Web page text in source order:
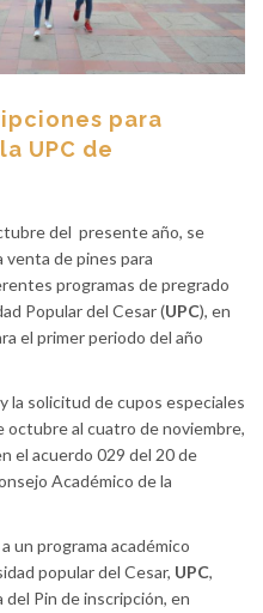
para
UPC de
del presente año, se
de pines para
programas de pregrado
Popular del Cesar (UPC), en
el primer periodo del año
la solicitud de cupos especiales
octubre al cuatro de noviembre,
el acuerdo 029 del 20 de
Académico de la
un programa académico
popular del Cesar, UPC,
del Pin de inscripción, en